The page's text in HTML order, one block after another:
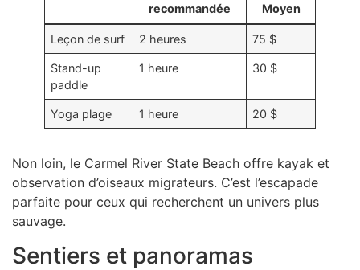
recommandée Moyen
Leçon de surf 2 heures 75 $
Stand-up
paddle
1 heure 30 $
Yoga plage 1 heure 20 $
Non loin, le Carmel River State Beach offre kayak et
observation d’oiseaux migrateurs. C’est l’escapade
parfaite pour ceux qui recherchent un univers plus
sauvage.
Sentiers et panoramas